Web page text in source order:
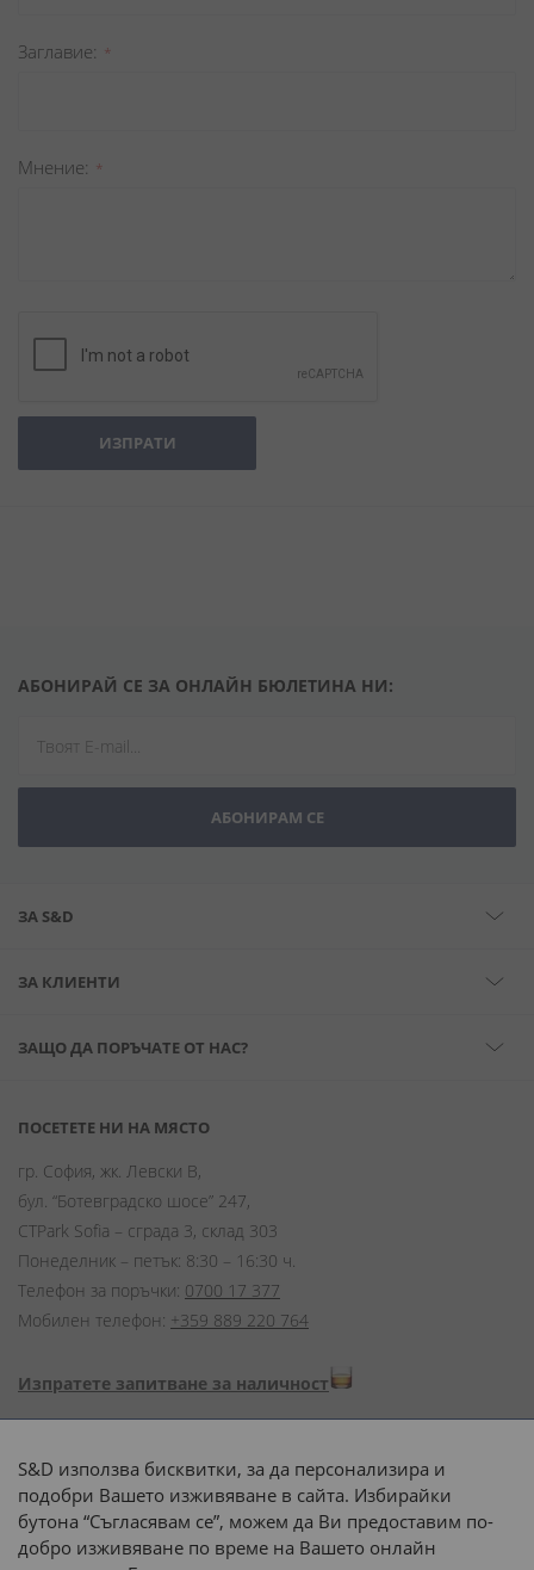
Заглавиe
Мнение
ИЗПРАТИ
АБОНИРАЙ СЕ ЗА ОНЛАЙН БЮЛЕТИНА НИ:
АБОНИРАМ СЕ
ЗА S&D
ЗА КЛИЕНТИ
ЗАЩО ДА ПОРЪЧАТЕ ОТ НАС?
ПОСЕТЕТЕ НИ НА МЯСТО
гр. София, жк. Левски В,
бул. “Ботевградско шосе” 247,
CTPark Sofia – сграда 3, склад 303
Понеделник – петък: 8:30 – 16:30 ч.
Телефон за поръчки: 0700 17 377
Мобилен телефон: +359 889 220 764
Изпратете запитване за наличност
Начини на плащане:
S&D използва бисквитки, за да персонализира и
подобри Вашето изживяване в сайта. Избирайки
бутона “Съгласявам се”, можем да Ви предоставим по-
добро изживяване по време на Вашето онлайн